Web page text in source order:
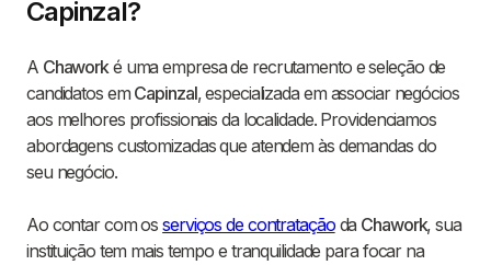
Capinzal?
A Chaworké uma empresa de recrutamento e seleção de
candidatos em Capinzal, especializada em associar negócios
aos melhores profissionais da localidade. Providenciamos
abordagens customizadas que atendem às demandas do
seu negócio.
Ao contar com osserviços de contrataçãoda Chawork, sua
instituição tem mais tempo e tranquilidade para focar na